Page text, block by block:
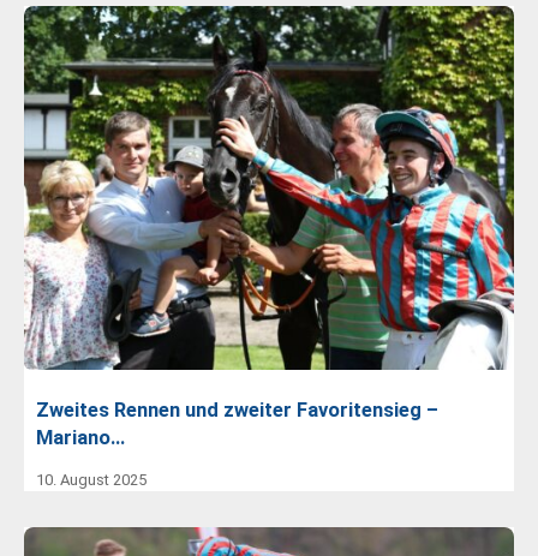
Zweites Rennen und zweiter Favoritensieg –
Mariano…
10. August 2025